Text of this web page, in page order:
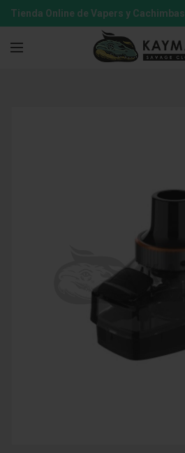
Tienda Online de Vapers y Cachimbas